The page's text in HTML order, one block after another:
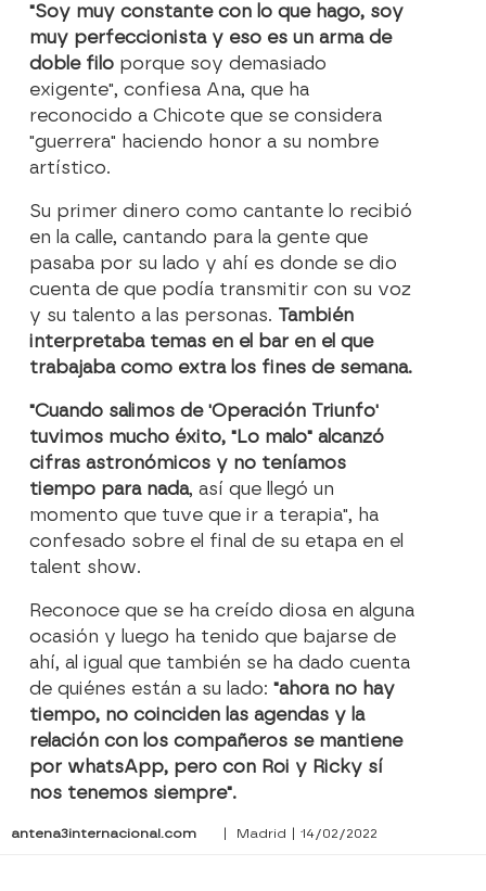
"Soy muy constante con lo que hago, soy
muy perfeccionista y eso es un arma de
doble filo porque soy demasiado
exigente", confiesa Ana, que ha
reconocido a Chicote que se considera
"guerrera" haciendo honor a su nombre
artístico.
Su primer dinero como cantante lo recibió
en la calle, cantando para la gente que
pasaba por su lado y ahí es donde se dio
cuenta de que podía transmitir con su voz
y su talento a las personas. También
interpretaba temas en el bar en el que
trabajaba como extra los fines de semana.
"Cuando salimos de 'Operación Triunfo'
tuvimos mucho éxito, "Lo malo" alcanzó
cifras astronómicos y no teníamos
tiempo para nada, así que llegó un
momento que tuve que ir a terapia", ha
confesado sobre el final de su etapa en el
talent show.
Reconoce que se ha creído diosa en alguna
ocasión y luego ha tenido que bajarse de
ahí, al igual que también se ha dado cuenta
de quiénes están a su lado:"ahora no hay
tiempo, no coinciden las agendas y la
relación con los compañeros se mantiene
por whatsApp, pero con Roi y Ricky sí
nos tenemos siempre".
antena3internacional.com | Madrid | 14/02/2022